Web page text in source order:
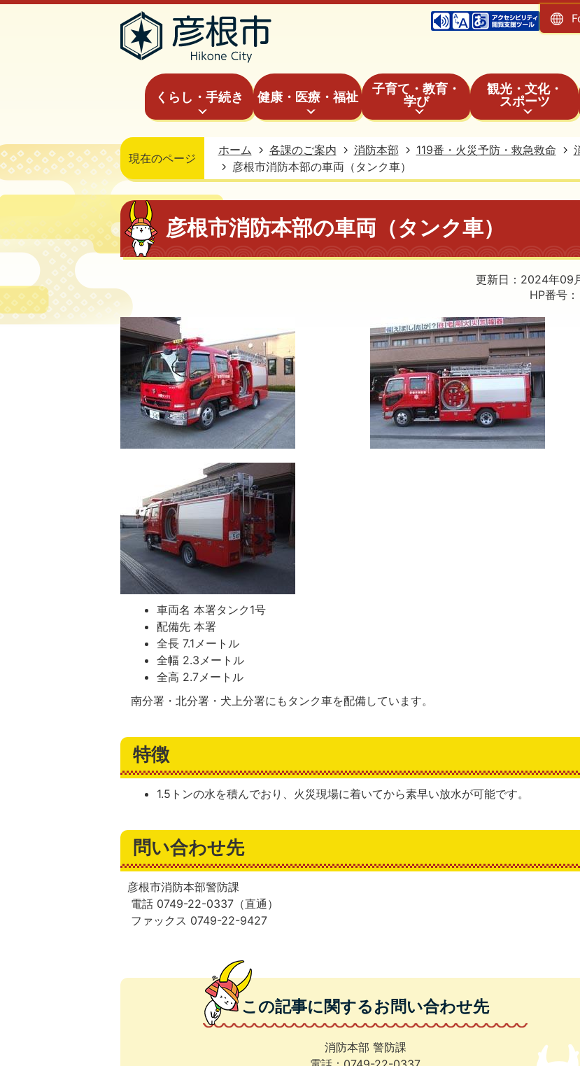
くらし・手続き 健康・医療・福祉
子育て・教育・
学び
観光・文化・
スポーツ
現在のページ
ホーム 各課のご案内 消防本部 119番・火災予防・救急救命
彦根市消防本部の車両（タンク車）
彦根市消防本部の車両（タンク車）
更新日：2024年09
HP番号：
車両名 本署タンク1号
配備先 本署
全長 7.1メートル
全幅 2.3メートル
全高 2.7メートル
南分署・北分署・犬上分署にもタンク車を配備しています。
特徴
1.5トンの水を積んでおり、火災現場に着いてから素早い放水が可能です。
問い合わせ先
彦根市消防本部警防課
電話 0749-22-0337（直通）
ファックス 0749-22-9427
この記事に関するお問い合わせ先
消防本部 警防課